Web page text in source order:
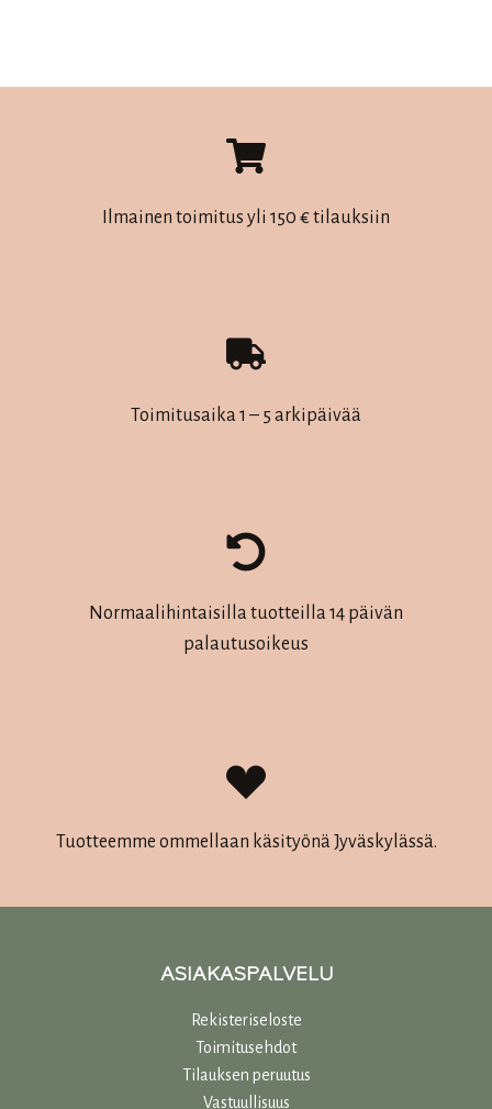
Ilmainen toimitus yli 150 € tilauksiin
Toimitusaika 1 – 5 arkipäivää
Normaalihintaisilla tuotteilla 14 päivän
palautusoikeus
Tuotteemme ommellaan käsityönä Jyväskylässä.
ASIAKASPALVELU
Rekisteriseloste
Toimitusehdot
Tilauksen peruutus
Vastuullisuus